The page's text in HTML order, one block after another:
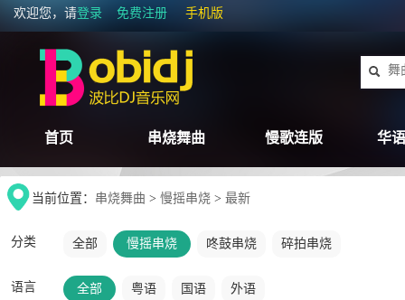
欢迎您，请登录 免费注册 手机版
首页 串烧舞曲 慢歌连版 华
当前位置： 串烧舞曲 > 慢摇串烧 > 最新
分类 全部 慢摇串烧 咚鼓串烧 碎拍串烧
语言 全部 粤语 国语 外语